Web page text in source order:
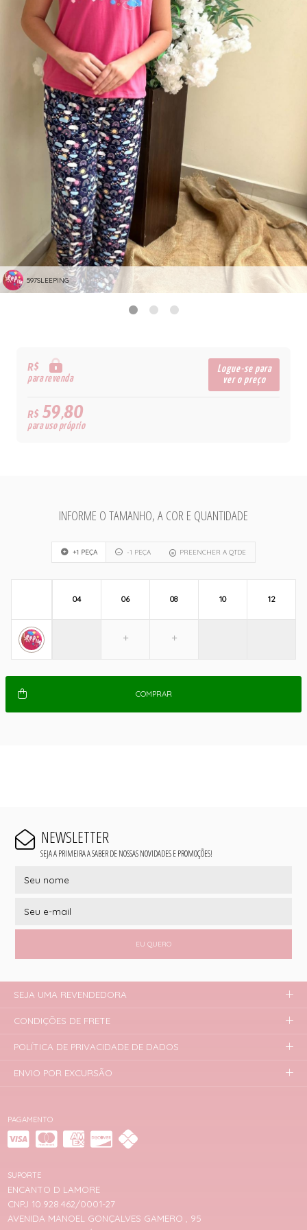
597SLEEPING
R$
para revenda
Logue-se para
ver o preço
R$59,80
para uso próprio
INFORME O TAMANHO, A COR E QUANTIDADE
+1 PEÇA -1 PEÇA PREENCHER A QTDE
04 06 08 10 12
COMPRAR
NEWSLETTER
SEJA A PRIMEIRA A SABER DE NOSSAS NOVIDADES E PROMOÇÕES!
EU QUERO
PAGAMENTO
SUPORTE
ENCANTO D LAMORE
CNPJ 10.928.462/0001-27
AVENIDA MANOEL GONÇALVES GAMERO , 95
SEJA UMA REVENDEDORA
CONDIÇÕES DE FRETE
POLÍTICA DE PRIVACIDADE DE DADOS
ENVIO POR EXCURSÃO